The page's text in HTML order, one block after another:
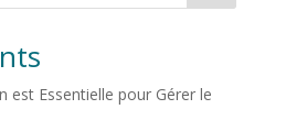
est Essentielle pour Gérer le